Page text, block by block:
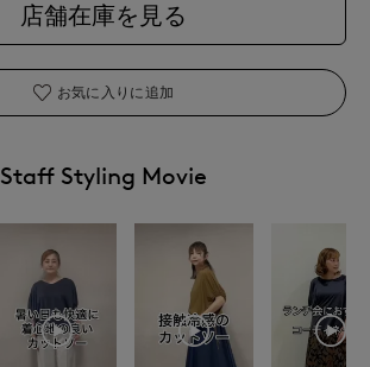
店舗在庫を見る
お気に入りに追加
Staff Styling Movie